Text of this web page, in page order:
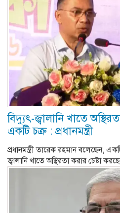
বিদ্যুৎ-জ্বালানি খাতে
একটি চক্র : প্রধানমন্ত্রী
প্রধানমন্ত্রী তারেক রহমান বলেছেন,
জ্বালানি খাতে অস্থিরতা করার চেষ্টা